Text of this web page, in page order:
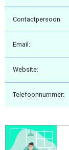
Contactpersoon:
Email:
Website:
Telefoonnummer: